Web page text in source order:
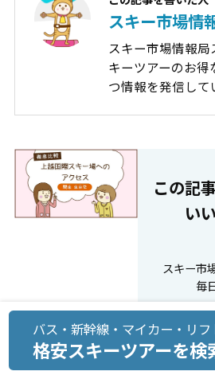
スキー市場情
スキー市場情報局
キーツアーのお
つ情報を発信して
この記
い
スキー市
毎
バス・新幹線・マイカー・リ
格安スキーツアーを検